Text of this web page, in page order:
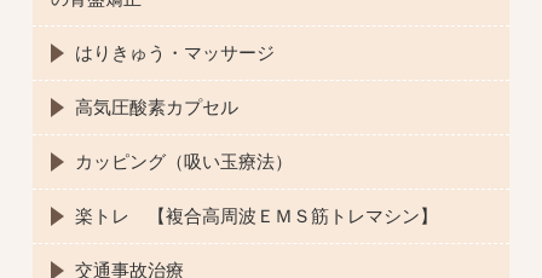
はりきゅう・マッサージ
高気圧酸素カプセル
カッピング（吸い玉療法）
楽トレ 【複合高周波ＥＭＳ筋トレマシン】
交通事故治療